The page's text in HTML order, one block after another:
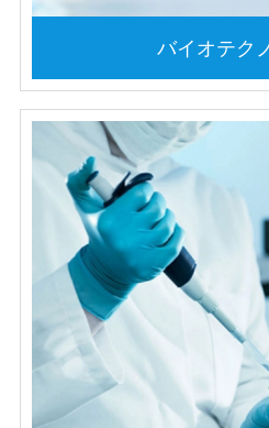
バイオテク